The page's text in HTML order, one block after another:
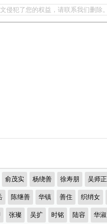
侵犯了您的权益，请联系我们删除。
俞茂实 杨绕善 徐寿朋 吴师正
陈继善 华镇 善住 织绡女
张璨 吴扩 时铭 陆容 华淑